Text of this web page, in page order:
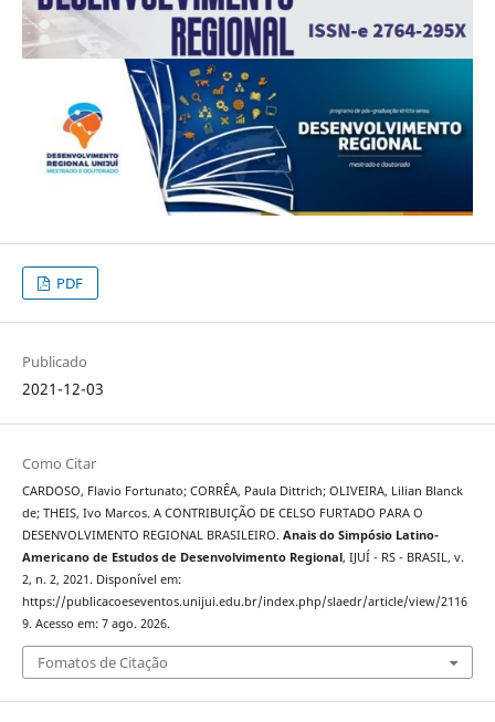
PDF
Publicado
2021-12-03
Como Citar
CARDOSO, Flavio Fortunato; CORRÊA, Paula Dittrich; OLIVEIRA, Lilian Blanck
de; THEIS, Ivo Marcos. A CONTRIBUIÇÃO DE CELSO FURTADO PARA O
DESENVOLVIMENTO REGIONAL BRASILEIRO. Anais do Simpósio Latino-
Americano de Estudos de Desenvolvimento Regional, IJUÍ - RS - BRASIL, v.
2, n. 2, 2021. Disponível em:
https://publicacoeseventos.unijui.edu.br/index.php/slaedr/article/view/2116
9. Acesso em: 7 ago. 2026.
Fomatos de Citação